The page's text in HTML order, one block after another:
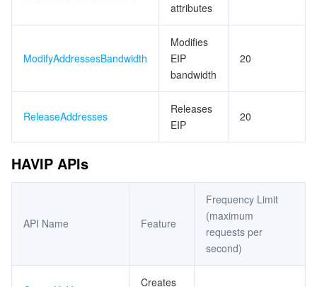
attributes
ModifyAddressesBandwidth
Modifies
EIP
bandwidth
20
ReleaseAddresses
Releases
EIP
20
HAVIP APIs
API Name Feature
Frequency Limit
(maximum
requests per
second)
Creates